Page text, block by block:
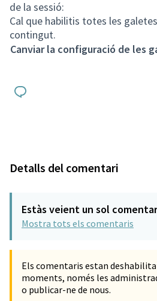
de la sessió:
Cal que habilitis totes les
contingut.
Canviar la configuració de les
Detalls del comentari
Estàs veient un sol
Mostra tots els comentaris
Els comentaris estan
moments, només les
o publicar-ne de nous.